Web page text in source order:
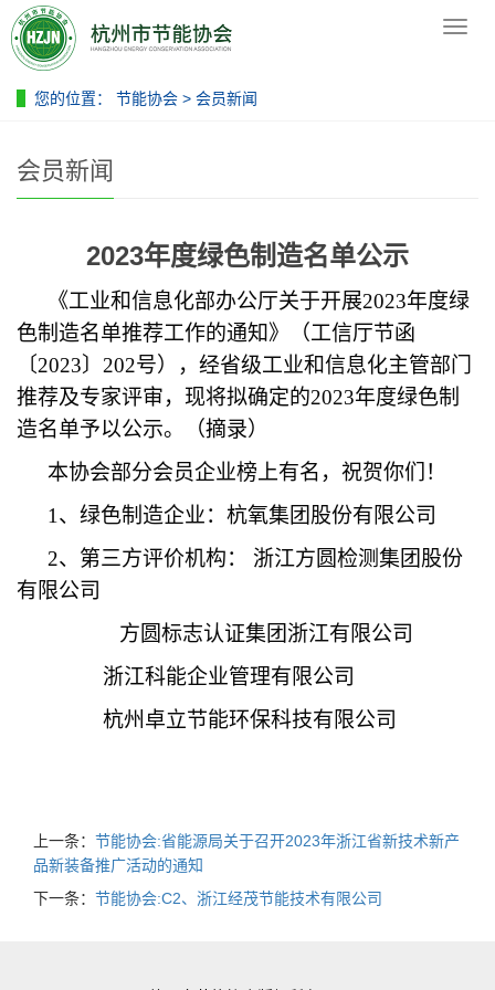
节能协会
导
您的位置： 节能协会 > 会员新闻
会员新闻
2023年度绿色制造名单公示
《工业和信息化部办公厅关于开展2023年度绿
色制造名单推荐工作的通知》（工信厅节函
〔2023〕202号），经省级工业和信息化主管部门
推荐及专家评审，现将拟确定的2023年度绿色制
造名单予以公示。（摘录）
本协会部分会员企业榜上有名，祝贺你们！
1 、绿色制造企业：杭氧集团股份有限公司
2、第三方评价机构： 浙江方圆检测集团股份
有限公司
方圆标志认证集团浙江有限公司
浙江科能企业管理有限公司
杭州卓立节能环保科技有限公司
上一条： 节能协会:省能源局关于召开2023年浙江省新技术新产
品新装备推广活动的通知
下一条： 节能协会:C2、浙江经茂节能技术有限公司